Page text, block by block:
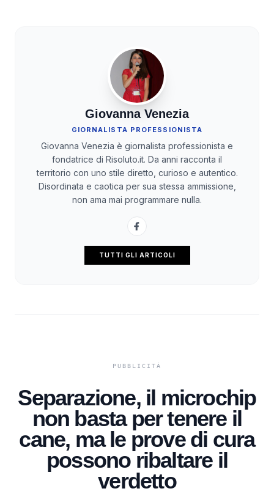
Giovanna Venezia
GIORNALISTA PROFESSIONISTA
Giovanna Venezia è giornalista professionista e
fondatrice di Risoluto.it. Da anni racconta il
territorio con uno stile diretto, curioso e autentico.
Disordinata e caotica per sua stessa ammissione,
non ama mai programmare nulla.
TUTTI GLI ARTICOLI
Separazione, il microchip
non basta per tenere il
cane, ma le prove di cura
possono ribaltare il
verdetto